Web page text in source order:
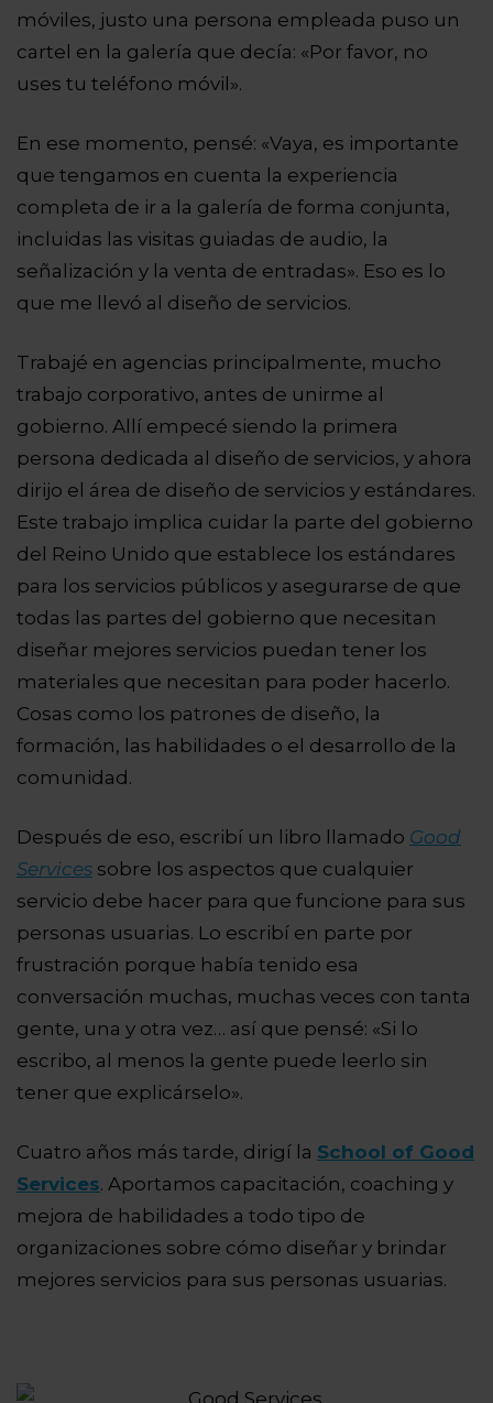
móviles, justo una persona empleada puso un
cartel en la galería que decía: «Por favor, no
uses tu teléfono móvil».
En ese momento, pensé: «Vaya, es importante
que tengamos en cuenta la experiencia
completa de ir a la galería de forma conjunta,
incluidas las visitas guiadas de audio, la
señalización y la venta de entradas». Eso es lo
que me llevó al diseño de servicios.
Trabajé en agencias principalmente, mucho
trabajo corporativo, antes de unirme al
gobierno. Allí empecé siendo la primera
persona dedicada al diseño de servicios, y ahora
dirijo el área de diseño de servicios y estándares.
Este trabajo implica cuidar la parte del gobierno
del Reino Unido que establece los estándares
para los servicios públicos y asegurarse de que
todas las partes del gobierno que necesitan
diseñar mejores servicios puedan tener los
materiales que necesitan para poder hacerlo.
Cosas como los patrones de diseño, la
formación, las habilidades o el desarrollo de la
comunidad.
Después de eso, escribí un libro llamado Good
Services sobre los aspectos que cualquier
servicio debe hacer para que funcione para sus
personas usuarias. Lo escribí en parte por
frustración porque había tenido esa
conversación muchas, muchas veces con tanta
gente, una y otra vez… así que pensé: «Si lo
escribo, al menos la gente puede leerlo sin
tener que explicárselo».
Cuatro años más tarde, dirigí la School of Good
Services. Aportamos capacitación, coaching y
mejora de habilidades a todo tipo de
organizaciones sobre cómo diseñar y brindar
mejores servicios para sus personas usuarias.